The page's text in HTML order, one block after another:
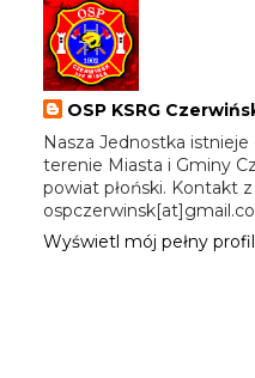
OSP KSRG
Nasza Jednostka istnieje
terenie Miasta i Gminy
powiat płoński. Kontakt
Wyświetl mój pełny profil